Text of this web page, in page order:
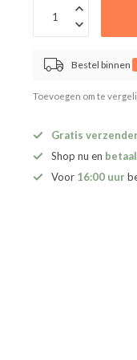
Bestel binnen
Toevoegen om te
Gratis
Shop nu en
Voor 16:00 uur